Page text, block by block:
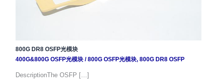
800G DR8 OSFP光模块
400G&800G OSFP光模块/800G OSFP光模块, 800G DR8 OSFP
DescriptionThe OSFP […]